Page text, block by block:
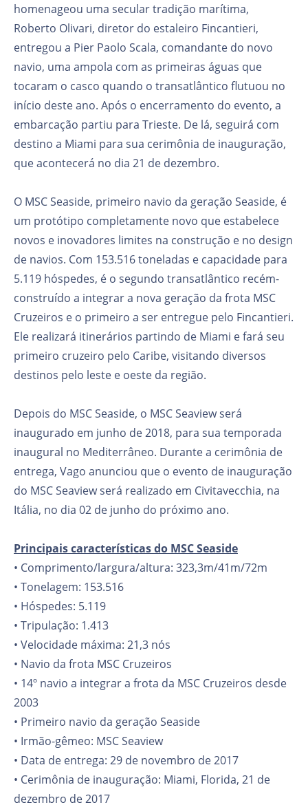
homenageou uma secular tradição marítima,
Roberto Olivari, diretor do estaleiro Fincantieri,
entregou a Pier Paolo Scala, comandante do novo
navio, uma ampola com as primeiras águas que
tocaram o casco quando o transatlântico flutuou no
início deste ano. Após o encerramento do evento, a
embarcação partiu para Trieste. De lá, seguirá com
destino a Miami para sua cerimônia de inauguração,
que acontecerá no dia 21 de dezembro.
O MSC Seaside, primeiro navio da geração Seaside, é
um protótipo completamente novo que estabelece
novos e inovadores limites na construção e no design
de navios. Com 153.516 toneladas e capacidade para
5.119 hóspedes, é o segundo transatlântico recém-
construído a integrar a nova geração da frota MSC
Cruzeiros e o primeiro a ser entregue pelo Fincantieri.
Ele realizará itinerários partindo de Miami e fará seu
primeiro cruzeiro pelo Caribe, visitando diversos
destinos pelo leste e oeste da região.
Depois do MSC Seaside, o MSC Seaview será
inaugurado em junho de 2018, para sua temporada
inaugural no Mediterrâneo. Durante a cerimônia de
entrega, Vago anunciou que o evento de inauguração
do MSC Seaview será realizado em Civitavecchia, na
Itália, no dia 02 de junho do próximo ano.
Principais características do MSC Seaside
• Comprimento/largura/altura: 323,3m/41m/72m
• Tonelagem: 153.516
• Hóspedes: 5.119
• Tripulação: 1.413
• Velocidade máxima: 21,3 nós
• Navio da frota MSC Cruzeiros
• 14º navio a integrar a frota da MSC Cruzeiros desde
2003
• Primeiro navio da geração Seaside
• Irmão-gêmeo: MSC Seaview
• Data de entrega: 29 de novembro de 2017
• Cerimônia de inauguração: Miami, Florida, 21 de
dezembro de 2017